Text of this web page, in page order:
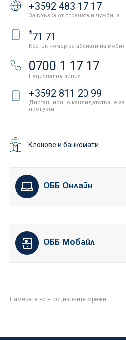
+3592 483 17 17
За връзка от страната и чужбина
*71 71
Кратък номер за абонати на
0700 1 17 17
Национална линия
+3592 811 20 99
Дистанционно кандидатстване за
продукти
Клонове и банкомати
ОББ Онлайн
ОББ Мобайл
Намерете ни в социалните мрежи: